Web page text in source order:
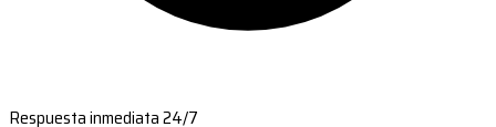
Respuesta inmediata 24/7